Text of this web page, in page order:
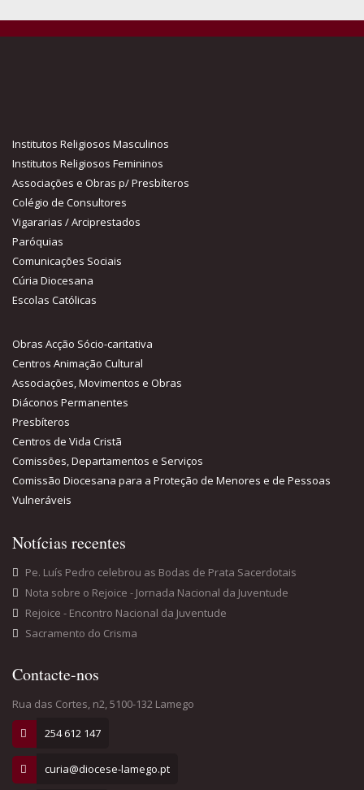
Institutos Religiosos Masculinos
Institutos Religiosos Femininos
Associações e Obras p/ Presbíteros
Colégio de Consultores
Vigararias / Arciprestados
Paróquias
Comunicações Sociais
Cúria Diocesana
Escolas Católicas
Obras Acção Sócio-caritativa
Centros Animação Cultural
Associações, Movimentos e Obras
Diáconos Permanentes
Presbíteros
Centros de Vida Cristã
Comissões, Departamentos e Serviços
Comissão Diocesana para a Proteção de Menores e de Pessoas
Vulneráveis
Notícias recentes
Pe. Luís Pedro celebrou as Bodas de Prata Sacerdotais
Nota sobre o Rejoice - Jornada Nacional da Juventude
Rejoice - Encontro Nacional da Juventude
Sacramento do Crisma
Contacte-nos
Rua das Cortes, n2, 5100-132 Lamego
254 612 147
curia@diocese-lamego.pt